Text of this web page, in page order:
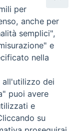
per
anche per
semplici",
e
nella
all'utilizzo dei
puoi avere
e
su